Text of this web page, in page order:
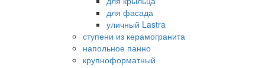
для фасада
уличный Lastra
ступени из керамогранита
напольное панно
крупноформатный